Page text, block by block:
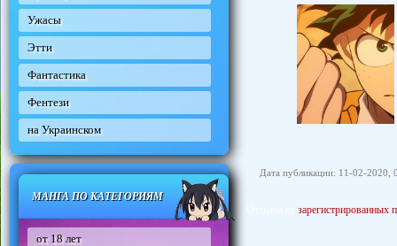
Ужасы
Этти
Фантастика
Фентези
на Украинском
МАНГА ПО КАТЕГОРИЯМ
от 18 лет
Дата публикации: 11-02-2020,
зарегистрированных